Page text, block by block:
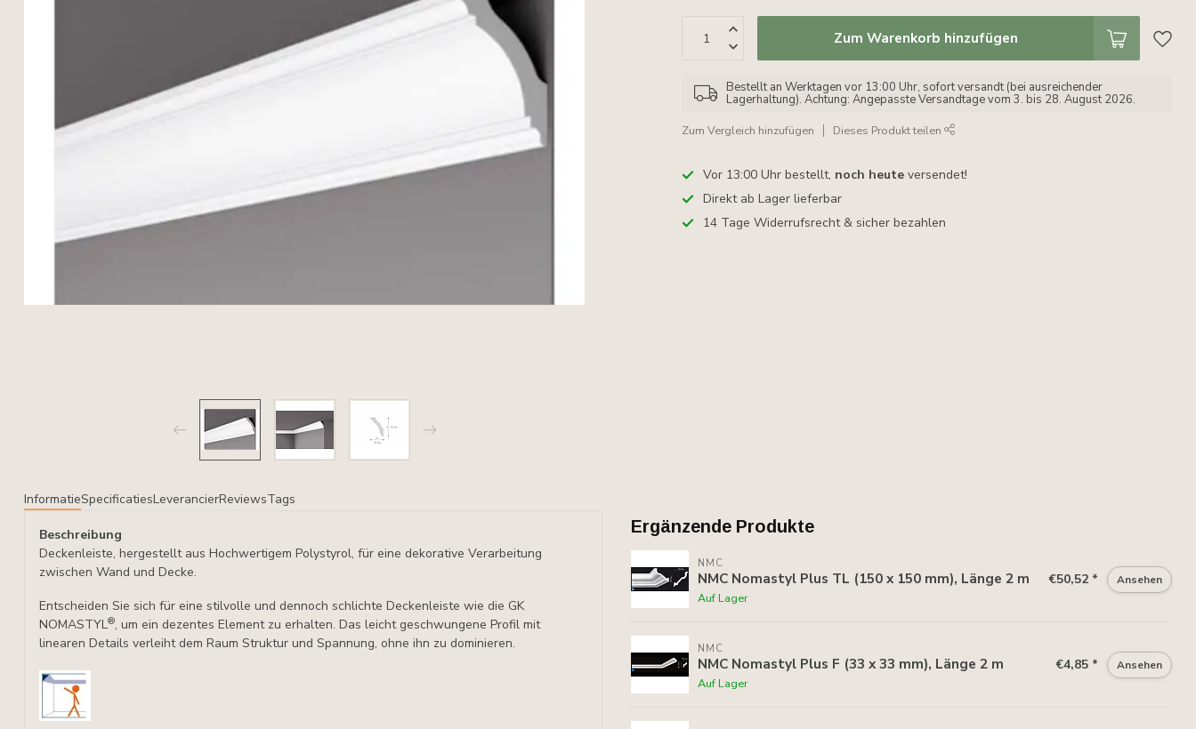
Zum Warenkorb hinzufügen
Bestellt an Werktagen vor 13:00 Uhr, sofort versandt (bei ausreichender
Lagerhaltung). Achtung: Angepasste Versandtage vom 3. bis 28. August 2026.
Zum Vergleich hinzufügen Dieses Produkt teilen
Vor 13:00 Uhr bestellt, noch heute versendet!
Direkt ab Lager lieferbar
14 Tage Widerrufsrecht & sicher bezahlen
InformatieSpecificatiesLeverancierReviewsTags
Beschreibung
Deckenleiste, hergestellt aus Hochwertigem Polystyrol, für eine dekorative Verarbeitung
zwischen Wand und Decke.
Entscheiden Sie sich für eine stilvolle und dennoch schlichte Deckenleiste wie die GK
NOMASTYL®, um ein dezentes Element zu erhalten. Das leicht geschwungene Profil mit
linearen Details verleiht dem Raum Struktur und Spannung, ohne ihn zu dominieren.
Ergänzende Produkte
NMC
NMC Nomastyl Plus TL (150 x 150 mm), Länge 2 m
Auf Lager
€50,52 * Ansehen
NMC
NMC Nomastyl Plus F (33 x 33 mm), Länge 2 m
Auf Lager
€4,85 * Ansehen